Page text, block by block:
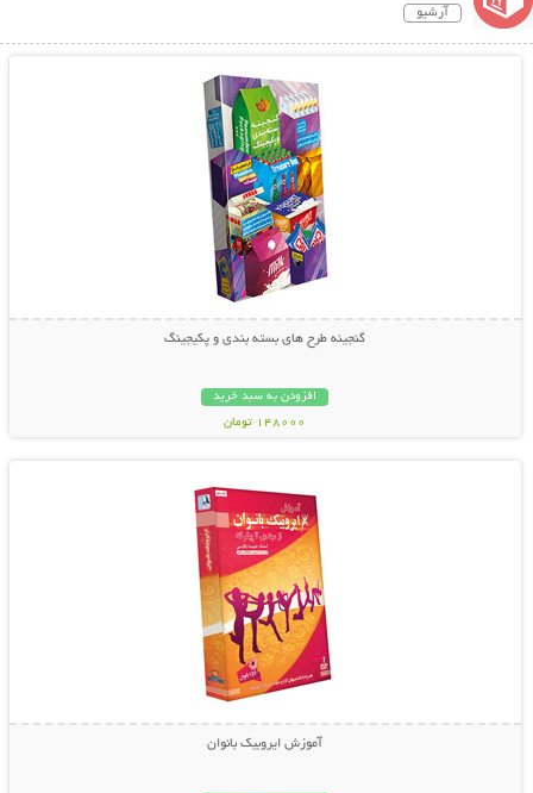
آرشیو
گنجینه طرح های بسته بندی و پکیجینگ
افزودن به سبد خرید
148000 تومان
آموزش ایروبیک بانوان